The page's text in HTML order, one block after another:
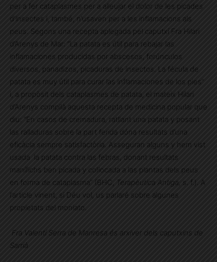
per a fer cataplasmes per a alleujar el dolor de les picades
d’insectes i, també, n’usaven per a les inflamacions als
peus. Segons una recepta aplegada pel caputxí Fra Hilari
d’Arenys de Mar: “La patata es útil para rebajar las
inflamaciones producidas por abscesos, forúnculos
diversos, panadizos, picaduras de insectos. La fécula de
patata es muy útil para curar las inflamaciones de los pies”
i, a propòsit dels cataplasmes de patata, el mateix Hilari
d’Arenys compilà aquesta recepta de medicina popular que
diu: “En casos de cremadura, ratllant una patata y posant
las ralladuras sobre la part ferida dóna resultats d’una
eficàcia sempre satisfactòria. Asseguran alguns y hem vist
usada la patata contra las febras, donant resultats
manífichs ben picada y col·locada a las plantas dels peus
en forma de cataplasma” (BHC, Terapèutica Antiga, s. f.). A
l’article vinent, si Déu vol, us parlaré sobre algunes
propietats del moniato.
Fra Valentí Serra de Manresa és arxiver dels caputxins de
Sarrià